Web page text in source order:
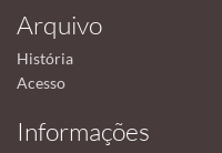
Arquivo
História
Acesso
Informações